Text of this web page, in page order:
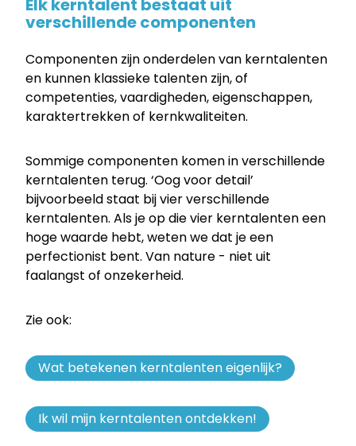
verschillende componenten
Componenten zijn onderdelen van kerntalenten
en kunnen klassieke talenten zijn, of
competenties, vaardigheden, eigenschappen,
karaktertrekken of kernkwaliteiten.
Sommige componenten komen in verschillende
kerntalenten terug. ‘Oog voor detail’
bijvoorbeeld staat bij vier verschillende
kerntalenten. Als je op die vier kerntalenten een
hoge waarde hebt, weten we dat je een
perfectionist bent. Van nature - niet uit
faalangst of onzekerheid.
Zie ook:
Wat betekenen kerntalenten eigenlijk?
Ik wil mijn kerntalenten ontdekken!